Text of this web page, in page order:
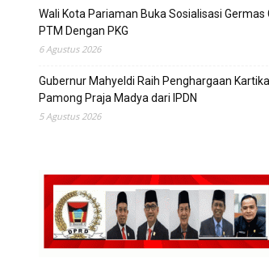
Wali Kota Pariaman Buka Sosialisasi Germas
PTM Dengan PKG
6 Agustus 2026
Gubernur Mahyeldi Raih Penghargaan Kartika
Pamong Praja Madya dari IPDN
5 Agustus 2026